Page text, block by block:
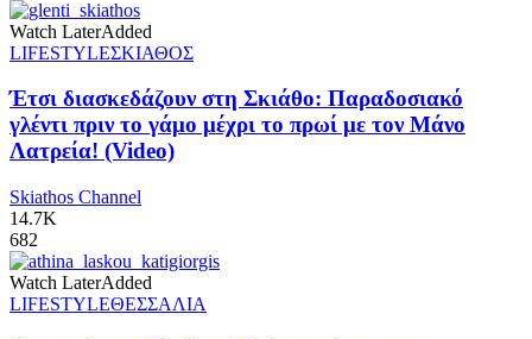
Watch LaterAdded
LIFESTYLEΣΚΙΑΘΟΣ
Έτσι διασκεδάζουν στη Σκιάθο: Παραδοσιακό
γλέντι πριν το γάμο μέχρι το πρωί με τον Μάνο
Λατρεία! (Video)
Skiathos Channel
14.7K
682
Watch LaterAdded
LIFESTYLEΘΕΣΣΑΛΙΑ